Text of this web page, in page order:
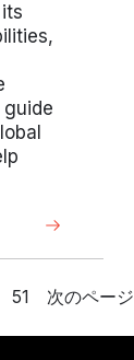
51 次のページ